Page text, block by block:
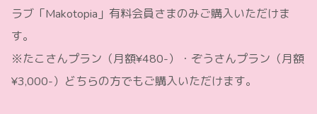
ラブ「Makotopia」有料会員さまのみご購入いただけま
す。
※たこさんプラン（月額¥480-）・ぞうさんプラン（月額
¥3,000-）どちらの方でもご購入いただけます。